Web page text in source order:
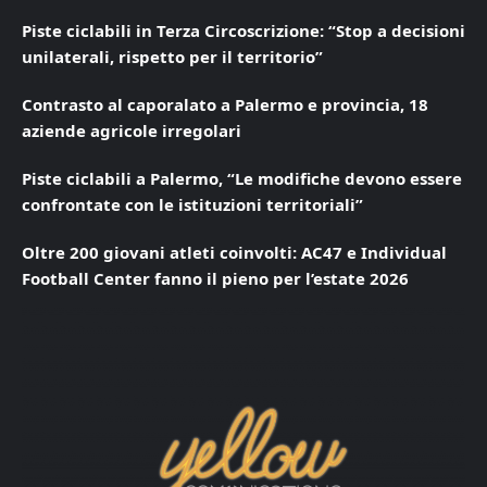
Piste ciclabili in Terza Circoscrizione: “Stop a decisioni
unilaterali, rispetto per il territorio”
Contrasto al caporalato a Palermo e provincia, 18
aziende agricole irregolari
Piste ciclabili a Palermo, “Le modifiche devono essere
confrontate con le istituzioni territoriali”
Oltre 200 giovani atleti coinvolti: AC47 e Individual
Football Center fanno il pieno per l’estate 2026